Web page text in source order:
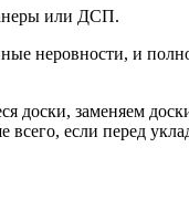
или ДСП.
неровности, и
доски, заменяем
если перед